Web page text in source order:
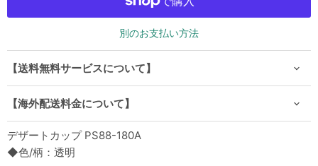
別のお支払い方法
【送料無料サービスについて】
【海外配送料金について】
デザートカップ PS88-180A
◆色/柄：透明